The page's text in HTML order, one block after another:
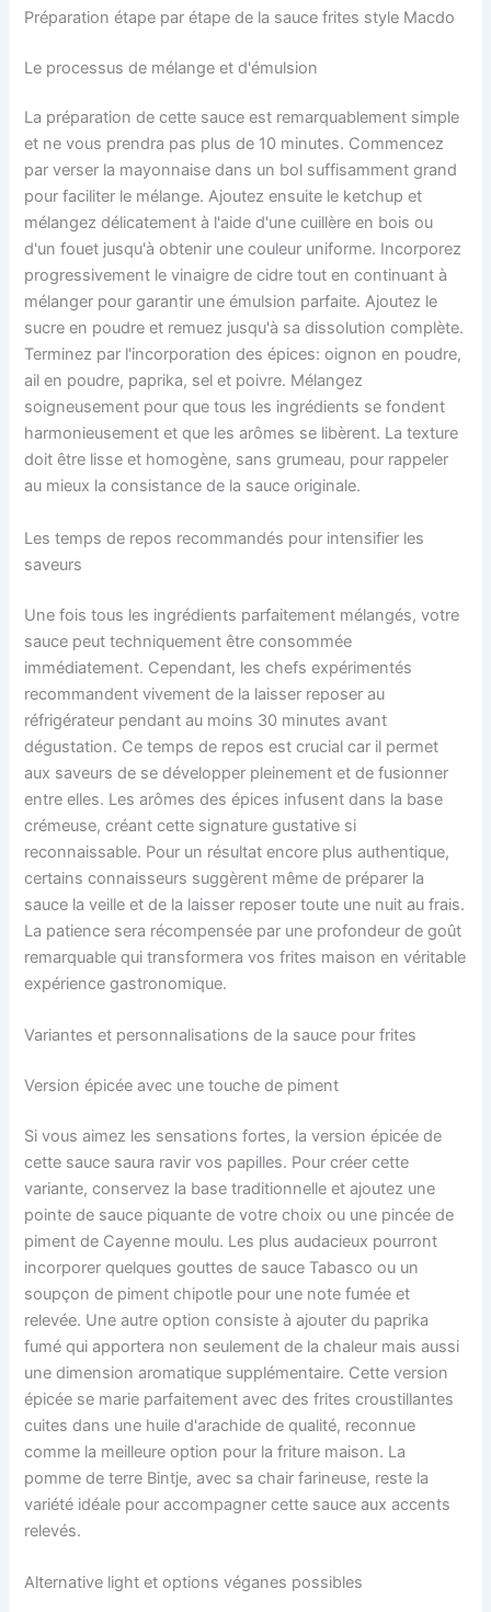
Préparation étape par étape de la sauce frites style Macdo
Le processus de mélange et d'émulsion
La préparation de cette sauce est remarquablement simple
et ne vous prendra pas plus de 10 minutes. Commencez
par verser la mayonnaise dans un bol suffisamment grand
pour faciliter le mélange. Ajoutez ensuite le ketchup et
mélangez délicatement à l'aide d'une cuillère en bois ou
d'un fouet jusqu'à obtenir une couleur uniforme. Incorporez
progressivement le vinaigre de cidre tout en continuant à
mélanger pour garantir une émulsion parfaite. Ajoutez le
sucre en poudre et remuez jusqu'à sa dissolution complète.
Terminez par l'incorporation des épices: oignon en poudre,
ail en poudre, paprika, sel et poivre. Mélangez
soigneusement pour que tous les ingrédients se fondent
harmonieusement et que les arômes se libèrent. La texture
doit être lisse et homogène, sans grumeau, pour rappeler
au mieux la consistance de la sauce originale.
Les temps de repos recommandés pour intensifier les
saveurs
Une fois tous les ingrédients parfaitement mélangés, votre
sauce peut techniquement être consommée
immédiatement. Cependant, les chefs expérimentés
recommandent vivement de la laisser reposer au
réfrigérateur pendant au moins 30 minutes avant
dégustation. Ce temps de repos est crucial car il permet
aux saveurs de se développer pleinement et de fusionner
entre elles. Les arômes des épices infusent dans la base
crémeuse, créant cette signature gustative si
reconnaissable. Pour un résultat encore plus authentique,
certains connaisseurs suggèrent même de préparer la
sauce la veille et de la laisser reposer toute une nuit au frais.
La patience sera récompensée par une profondeur de goût
remarquable qui transformera vos frites maison en véritable
expérience gastronomique.
Variantes et personnalisations de la sauce pour frites
Version épicée avec une touche de piment
Si vous aimez les sensations fortes, la version épicée de
cette sauce saura ravir vos papilles. Pour créer cette
variante, conservez la base traditionnelle et ajoutez une
pointe de sauce piquante de votre choix ou une pincée de
piment de Cayenne moulu. Les plus audacieux pourront
incorporer quelques gouttes de sauce Tabasco ou un
soupçon de piment chipotle pour une note fumée et
relevée. Une autre option consiste à ajouter du paprika
fumé qui apportera non seulement de la chaleur mais aussi
une dimension aromatique supplémentaire. Cette version
épicée se marie parfaitement avec des frites croustillantes
cuites dans une huile d'arachide de qualité, reconnue
comme la meilleure option pour la friture maison. La
pomme de terre Bintje, avec sa chair farineuse, reste la
variété idéale pour accompagner cette sauce aux accents
relevés.
Alternative light et options véganes possibles